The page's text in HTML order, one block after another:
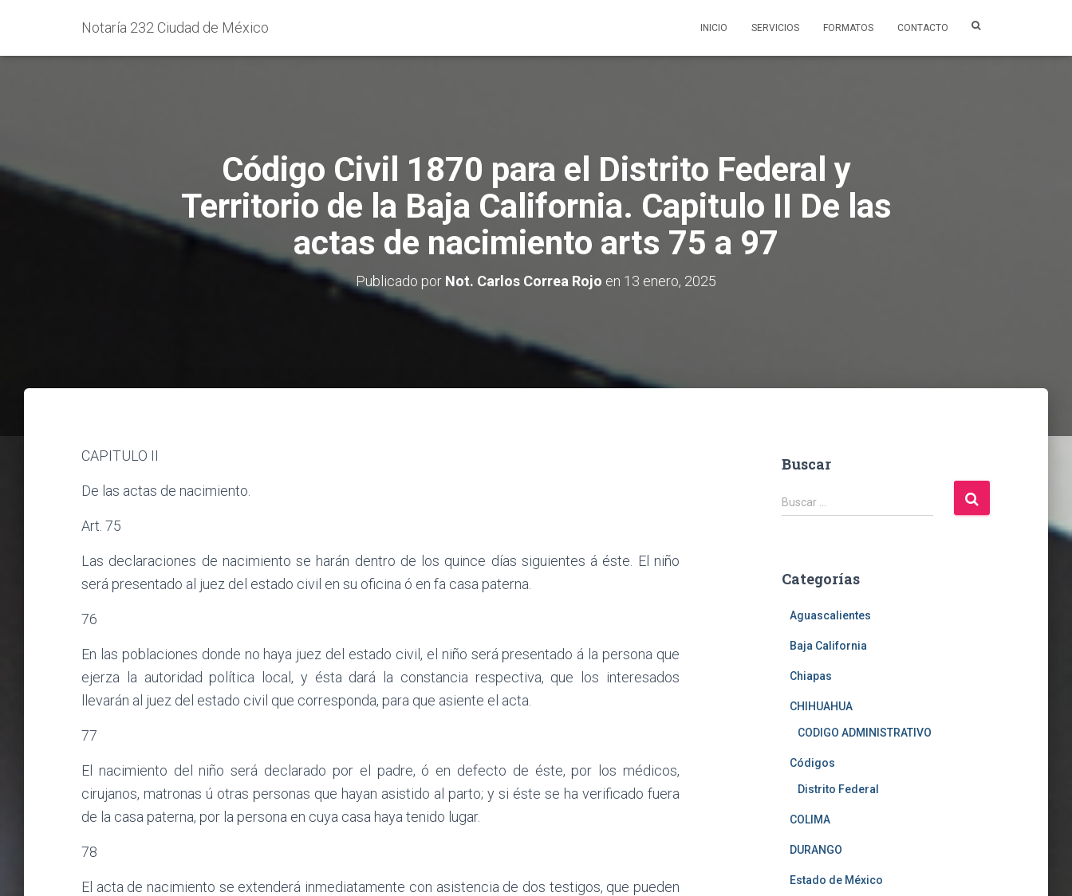
Notaría 232 Ciudad de México INICIO SERVICIOS FORMATOS CONTACTO
Código Civil 1870 para el Distrito Federal y
Territorio de la Baja California. Capitulo II De las
actas de nacimiento arts 75 a 97
Publicado por Not. Carlos Correa Rojo en 13 enero, 2025
CAPITULO II
De las actas de nacimiento.
Art. 75
Las declaraciones de nacimiento se harán dentro de los quince días siguientes á éste. El niño
será presentado al juez del estado civil en su oficina ó en fa casa paterna.
76
En las poblaciones donde no haya juez del estado civil, el niño será presentado á la persona que
ejerza la autoridad política local, y ésta dará la constancia respectiva, que los interesados
llevarán al juez del estado civil que corresponda, para que asiente el acta.
77
El nacimiento del niño será declarado por el padre, ó en defecto de éste, por los médicos,
cirujanos, matronas ú otras personas que hayan asistido al parto; y si éste se ha verificado fuera
de la casa paterna, por la persona en cuya casa haya tenido lugar.
78
El acta de nacimiento se extenderá inmediatamente con asistencia de dos testigos, que pueden
Buscar
B
u
r
Buscar …
Categorías
Aguascalientes
Baja California
Chiapas
CHIHUAHUA
CODIGO ADMINISTRATIVO
Códigos
Distrito Federal
COLIMA
DURANGO
Estado de México